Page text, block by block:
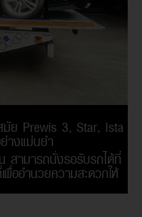
มัย Prewis 3, Star, Ista
างแม่นยำ
สามารถนั่งรอรับรถได้ที่
ออำนวยความสะดวกให้